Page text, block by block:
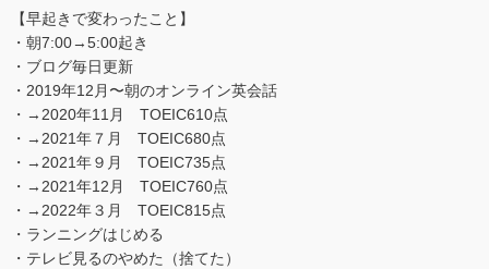
【早起きで変わったこと】
・朝7:00→5:00起き
・ブログ毎日更新
・2019年12月〜朝のオンライン英会話
・→2020年11月 TOEIC610点
・→2021年７月 TOEIC680点
・→2021年９月 TOEIC735点
・→2021年12月 TOEIC760点
・→2022年３月 TOEIC815点
・ランニングはじめる
・テレビ見るのやめた（捨てた）